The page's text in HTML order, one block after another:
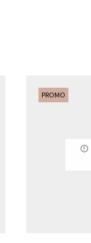
PROMO